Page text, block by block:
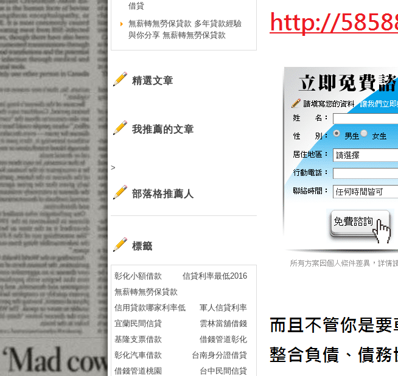
借貸
無薪轉無勞保貸款 多年貸款經驗
與你分享 無薪轉無勞保貸款
精選文章
我推薦的文章
>
部落格推薦人
標籤
彰化小額借款
信貸利率最低2016
無薪轉無勞保貸款
信用貸款哪家利率低
軍人信貸利率
宜蘭民間信貸
雲林當舖借錢
基隆支票借款
借錢管道彰化
彰化汽車借款
台南身分證借貸
借錢管道桃園
台中民間信貸